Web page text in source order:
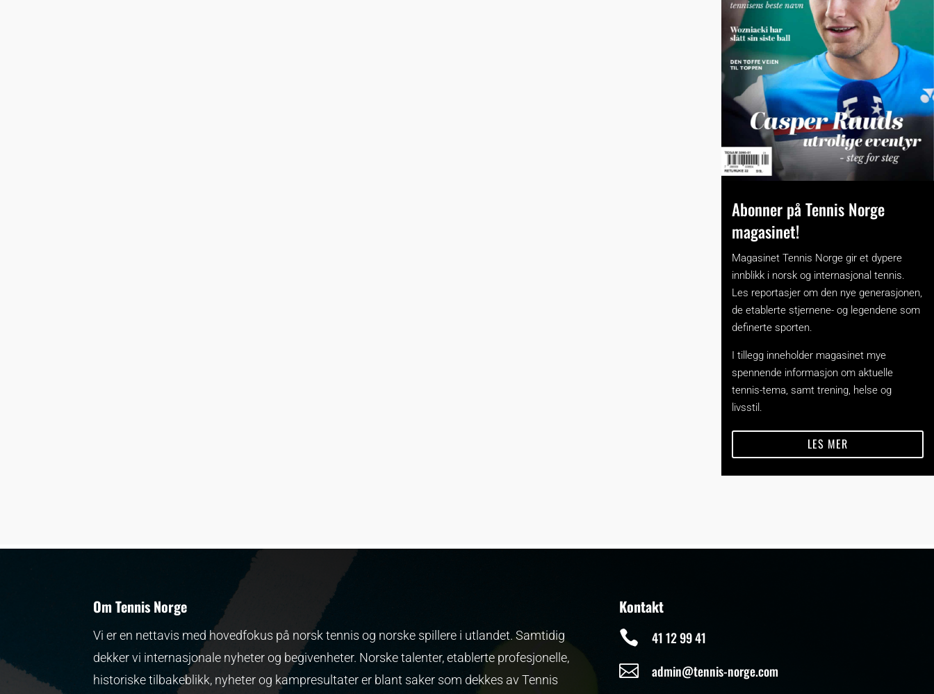
Abonner på Tennis Norge
magasinet!
Magasinet Tennis Norge gir et dypere
innblikk i norsk og internasjonal tennis.
Les reportasjer om den nye generasjonen,
de etablerte stjernene- og legendene som
definerte sporten.
I tillegg inneholder magasinet mye
spennende informasjon om aktuelle
tennis-tema, samt trening, helse og
livsstil.
LES MER
Om Tennis Norge
Vi er en nettavis med hovedfokus på norsk tennis og norske spillere i utlandet. Samtidig
dekker vi internasjonale nyheter og begivenheter. Norske talenter, etablerte profesjonelle,
historiske tilbakeblikk, nyheter og kampresultater er blant saker som dekkes av Tennis
Kontakt
 41 12 99 41
 admin@tennis-norge.com